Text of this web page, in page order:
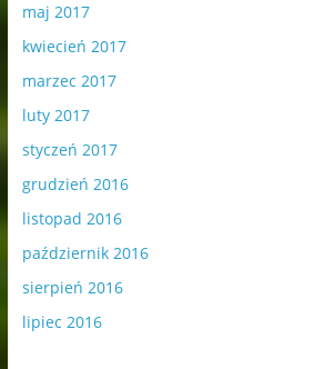
maj 2017
kwiecień 2017
marzec 2017
luty 2017
styczeń 2017
grudzień 2016
listopad 2016
październik 2016
sierpień 2016
lipiec 2016